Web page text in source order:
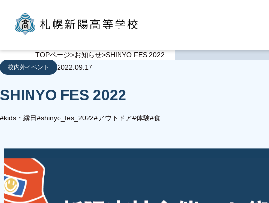
TOPページ お知らせ SHINYO FES 2022
校内外イベント 2022.09.17
SHINYO FES 2022
#kids・縁日#shinyo_fes_2022#アウトドア#体験#食